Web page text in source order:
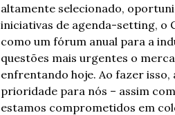
altamente selecionado,
iniciativas de agenda-setting, o
como um fórum anual para a
questões mais urgentes o
enfrentando hoje. Ao fazer isso,
prioridade para nós – assim
estamos comprometidos em